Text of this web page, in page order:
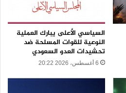
السياسي الأعلى يبارك العملية
النوعية للقوات المسلحة ضد
تحشيدات العدو السعودي
6 أغسطس، 2026 20:22